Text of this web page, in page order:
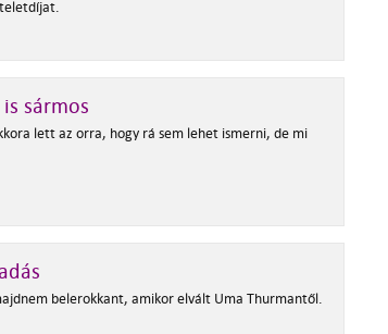
sármos
lett az orra, hogy rá sem lehet ismerni, de mi
belerokkant, amikor elvált Uma Thurmantől.